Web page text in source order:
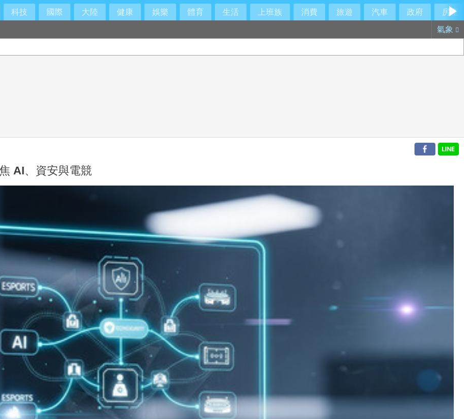
科技 國際 大陸 健康 娛樂 體育 生活 上班族 消費 旅遊 汽車 政府
房產
氣象
AI、資安與電競